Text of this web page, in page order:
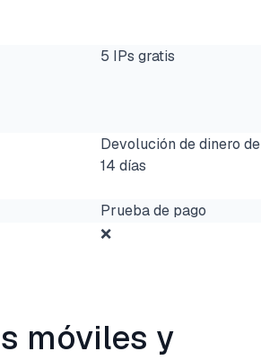
5 IPs gratis
Devolución de dinero de
14 días
Prueba de pago
❌
móviles y